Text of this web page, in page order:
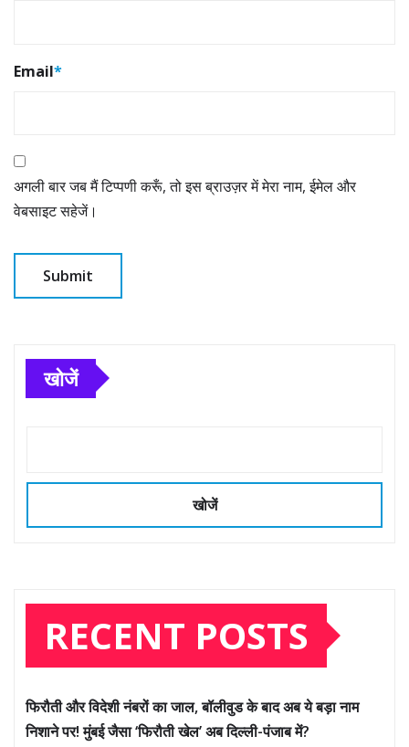
Email*
अगली बार जब मैं टिप्पणी करूँ, तो इस ब्राउज़र में मेरा नाम, ईमेल और
वेबसाइट सहेजें।
खोजें
खोजें
RECENT POSTS
फिरौती और विदेशी नंबरों का जाल, बॉलीवुड के बाद अब ये बड़ा नाम
निशाने पर! मुंबई जैसा ‘फिरौती खेल’ अब दिल्ली-पंजाब में?